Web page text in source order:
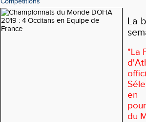
La
"La
en
du